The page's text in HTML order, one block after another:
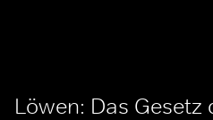
Löwen: Das Gesetz